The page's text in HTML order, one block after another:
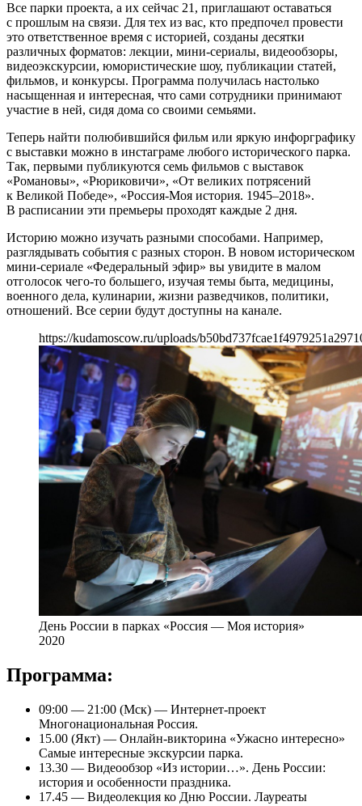
Все парки проекта, а их сейчас 21, приглашают оставаться
с прошлым на связи. Для тех из вас, кто предпочел провести
это ответственное время с историей, созданы десятки
различных форматов: лекции, мини-сериалы, видеообзоры,
видеоэкскурсии, юмористические шоу, публикации статей,
фильмов, и конкурсы. Программа получилась настолько
насыщенная и интересная, что сами сотрудники принимают
участие в ней, сидя дома со своими семьями.
Теперь найти полюбившийся фильм или яркую инфорграфику
с выставки можно в инстаграме любого исторического парка.
Так, первыми публикуются семь фильмов с выставок
«Романовы», «Рюриковичи», «От великих потрясений
к Великой Победе», «Россия-Моя история. 1945–2018».
В расписании эти премьеры проходят каждые 2 дня.
Историю можно изучать разными способами. Например,
разглядывать события с разных сторон. В новом историческом
мини-сериале «Федеральный эфир» вы увидите в малом
отголосок чего-то большего, изучая темы быта, медицины,
военного дела, кулинарии, жизни разведчиков, политики,
отношений. Все серии будут доступны на канале.
https://kudamoscow.ru/uploads/
День России в парках «Россия — Моя история»
2020
Программа:
09:00 — 21:00 (Мск) — Интернет-проект
Многонациональная Россия.
15.00 (Якт) — Онлайн-викторина «Ужасно интересно»
Самые интересные экскурсии парка.
13.30 — Видеообзор «Из истории…». День России:
история и особенности праздника.
17.45 — Видеолекция ко Дню России. Лауреаты